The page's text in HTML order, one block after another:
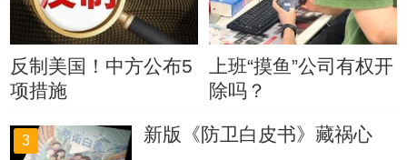
反制美国！中方公布5
项措施
上班“摸鱼”公司有权开
除吗？
3 新版《防卫白皮书》藏祸心